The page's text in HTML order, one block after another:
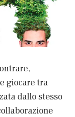
giocare tra
dallo stesso